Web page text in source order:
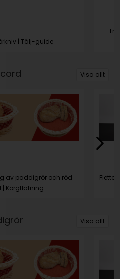
| Tälj-guide
Visa allt
av paddigrör och röd
Korgflätning
Visa allt